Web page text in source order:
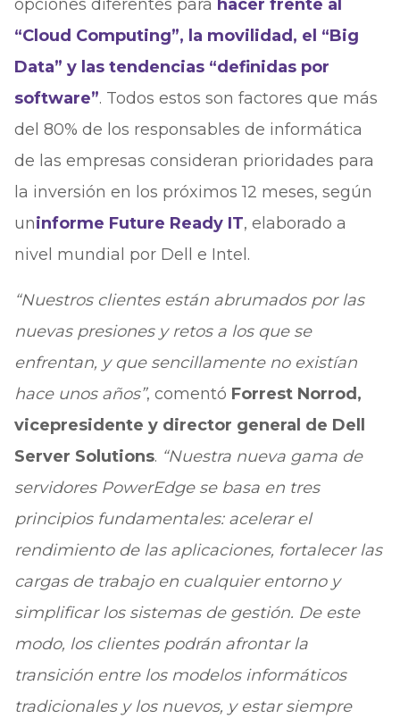
opciones diferentes para hacer frente al
“Cloud Computing”, la movilidad, el “Big
Data” y las tendencias “definidas por
software”. Todos estos son factores que más
del 80% de los responsables de informática
de las empresas consideran prioridades para
la inversión en los próximos 12 meses, según
uninforme Future Ready IT, elaborado a
nivel mundial por Dell e Intel.
“Nuestros clientes están abrumados por las
nuevas presiones y retos a los que se
enfrentan, y que sencillamente no existían
hace unos años”, comentó Forrest Norrod,
vicepresidente y director general de Dell
Server Solutions. “Nuestra nueva gama de
servidores PowerEdge se basa en tres
principios fundamentales: acelerar el
rendimiento de las aplicaciones, fortalecer las
cargas de trabajo en cualquier entorno y
simplificar los sistemas de gestión. De este
modo, los clientes podrán afrontar la
transición entre los modelos informáticos
tradicionales y los nuevos, y estar siempre